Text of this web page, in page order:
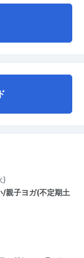
)
/親子ヨガ(不定期土